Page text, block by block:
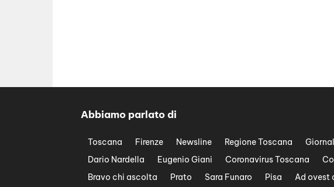
Abbiamo parlato di
Toscana Firenze Newsline Regione Toscana
Dario Nardella
Eugenio Giani Coronavirus Toscana
Bravo chi ascolta
Prato Sara Funaro Pisa Ad ovest